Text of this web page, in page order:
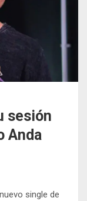
sesión
Anda
single de